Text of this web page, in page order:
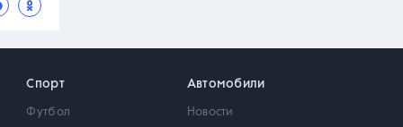
Спорт
Футбол
Автомобили
Новости